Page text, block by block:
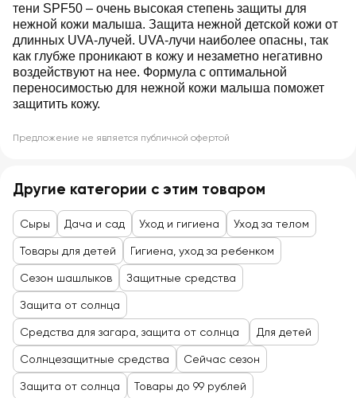
тени SPF50 – очень высокая степень защиты для
нежной кожи малыша. Защита нежной детской кожи от
длинных UVA-лучей. UVA-лучи наиболее опасны, так
как глубже проникают в кожу и незаметно негативно
воздействуют на нее. Формула с оптимальной
переносимостью для нежной кожи малыша поможет
защитить кожу.
Предложение не является публичной офертой
Другие категории с этим товаром
Сыры Дача и сад Уход и гигиена Уход за телом
Товары для детей Гигиена, уход за ребенком
Сезон шашлыков Защитные средства
Защита от солнца
Средства для загара, защита от солнца Для детей
Солнцезащитные средства Сейчас сезон
Защита от солнца Товары до 99 рублей